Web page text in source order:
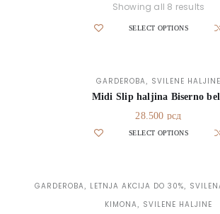
Showing all 8 results
SELECT OPTIONS
GARDEROBA, SVILENE HALJINE
Midi Slip haljina Biserno
28.500 рсд
SELECT OPTIONS
GARDEROBA, LETNJA AKCIJA DO 30%,
KIMONA, SVILENE HALJINE